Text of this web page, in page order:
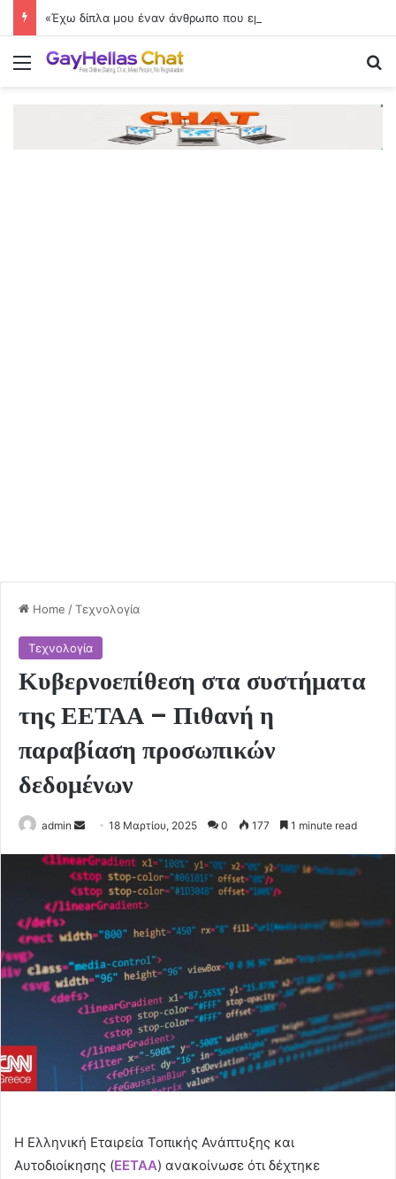
Menu
Home /Τεχνολογία
Τεχνολογία
Κυβερνοεπίθεση στα συστήματα
της ΕΕΤΑΑ – Πιθανή η
παραβίαση προσωπικών
δεδομένων
admin
Send
email
18 Μαρτίου, 2025 0 177 1 minute read
Η Ελληνική Εταιρεία Τοπικής Ανάπτυξης και
Αυτοδιοίκησης (ΕΕΤΑΑ) ανακοίνωσε ότι δέχτηκε